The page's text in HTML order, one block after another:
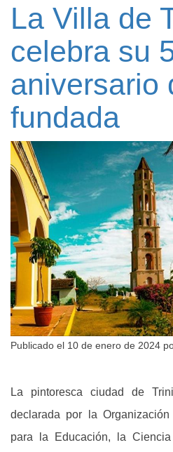
La Villa de
celebra su
aniversario
fundada
Publicado el 10 de enero de 2024
La pintoresca ciudad de
declarada por la
para la Educación, la